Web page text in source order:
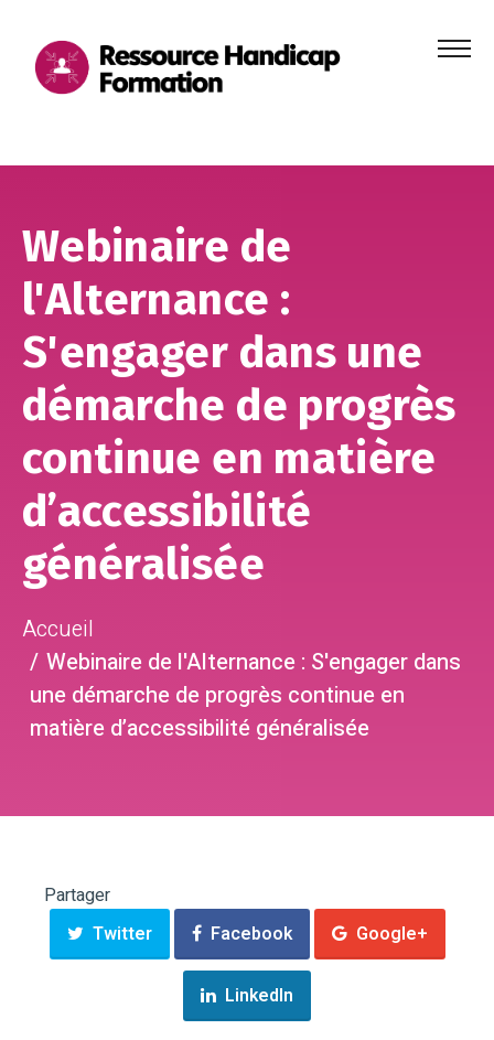
Menu
Webinaire de
l'Alternance :
S'engager dans une
démarche de progrès
continue en matière
d’accessibilité
généralisée
Accueil
Webinaire de l'Alternance : S'engager dans
une démarche de progrès continue en
matière d’accessibilité généralisée
Partager
Twitter
Facebook Google+
LinkedIn